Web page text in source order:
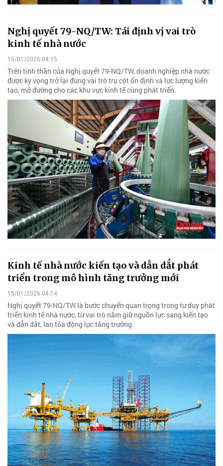
Nghị quyết 79-NQ/TW: Tái định vị vai trò
kinh tế nhà nước
15/01/2026 04:15
Trên tinh thần của Nghị quyết 79-NQ/TW, doanh nghiệp nhà nước
được kỳ vọng trở lại đúng vai trò trụ cột ổn định và lực lượng kiến
tạo, mở đường cho các khu vực kinh tế cùng phát triển.
Kinh tế nhà nước kiến tạo và dẫn dắt phát
triển trong mô hình tăng trưởng mới
15/01/2026 04:14
Nghị quyết 79-NQ/TW là bước chuyển quan trọng trong tư duy phát
triển kinh tế nhà nước, từ vai trò nắm giữ nguồn lực sang kiến tạo
và dẫn dắt, lan tỏa động lực tăng trưởng.